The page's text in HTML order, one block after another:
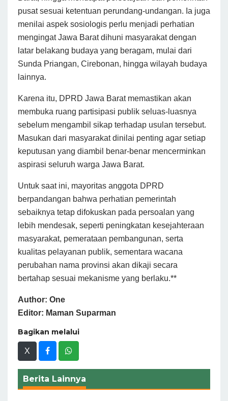
pusat sesuai ketentuan perundang-undangan. Ia juga
menilai aspek sosiologis perlu menjadi perhatian
mengingat Jawa Barat dihuni masyarakat dengan
latar belakang budaya yang beragam, mulai dari
Sunda Priangan, Cirebonan, hingga wilayah budaya
lainnya.
Karena itu, DPRD Jawa Barat memastikan akan
membuka ruang partisipasi publik seluas-luasnya
sebelum mengambil sikap terhadap usulan tersebut.
Masukan dari masyarakat dinilai penting agar setiap
keputusan yang diambil benar-benar mencerminkan
aspirasi seluruh warga Jawa Barat.
Untuk saat ini, mayoritas anggota DPRD
berpandangan bahwa perhatian pemerintah
sebaiknya tetap difokuskan pada persoalan yang
lebih mendesak, seperti peningkatan kesejahteraan
masyarakat, pemerataan pembangunan, serta
kualitas pelayanan publik, sementara wacana
perubahan nama provinsi akan dikaji secara
bertahap sesuai mekanisme yang berlaku.**
Author: One
Editor: Maman Suparman
Bagikan melalui
X
Berita Lainnya